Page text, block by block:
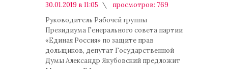
30.01.2019 в 11:05
просмотров: 769
комментариев: 0
Руководитель Рабочей группы
Президиума Генерального совета партии
«Единая Россия» по защите прав
дольщиков, депутат Государственной
Думы Александр Якубовский предложит